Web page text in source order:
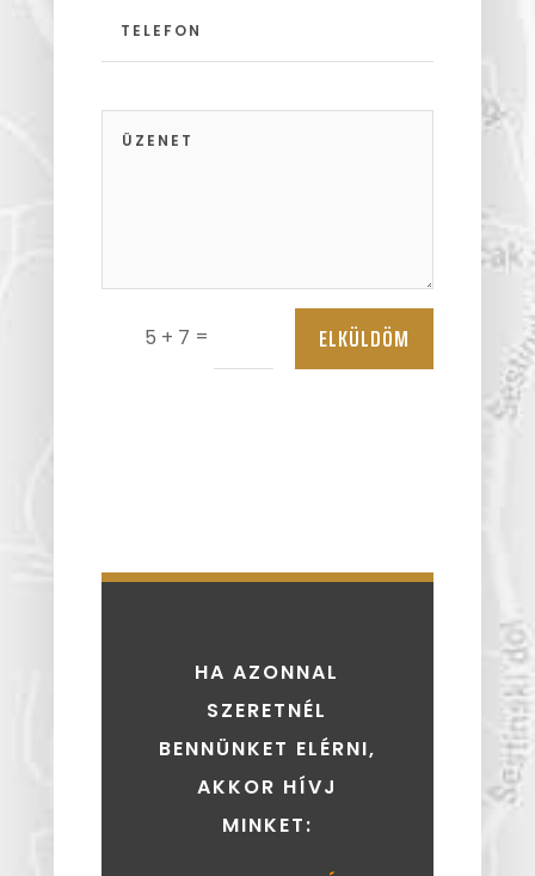
5 + 7 = ELKÜLDÖM
HA AZONNAL
SZERETNÉL
BENNÜNKET ELÉRNI,
AKKOR HÍVJ
MINKET: